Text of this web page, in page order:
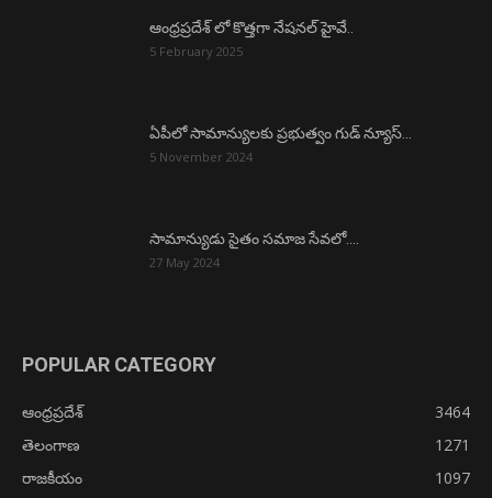
ఆంధ్రప్రదేశ్ లో కొత్తగా నేషనల్ హైవే..
5 February 2025
ఏపీలో సామాన్యులకు ప్రభుత్వం గుడ్ న్యూస్…
5 November 2024
సామాన్యుడు సైతం సమాజ సేవలో….
27 May 2024
POPULAR CATEGORY
ఆంధ్రప్రదేశ్
3464
తెలంగాణ
1271
రాజకీయం
1097